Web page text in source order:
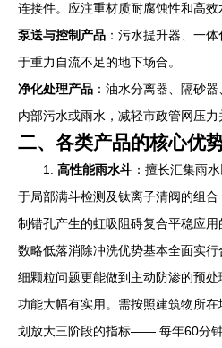
连接件。应注重材质耐腐蚀性和高效
泵送与控制产品 ：污水提升器、一
于重力自流不足的地下场合。
净化处理产品 ：油水分离器、隔砂
内部污水或雨水，减轻市政管网压力
二、各类产品的核心优
1. 高性能雨水斗 ：擅长汇集雨
于局部满斗检测及钛离子清阀的组
制错孔产生的虹吸阻碍复合平稳应
数略低落消除冲洗优势基本全面实行
细颗粒问题更能做到主动防渗的预
功能大幅有实用。需按照建筑物所
划放大三阶段的指标—— 每年60分